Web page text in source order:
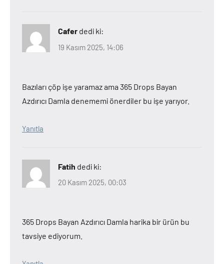
Cafer dedi ki:
19 Kasım 2025, 14:06
Bazıları çöp işe yaramaz ama 365 Drops Bayan
Azdırıcı Damla denememi önerdiler bu işe yarıyor.
Yanıtla
Fatih dedi ki:
20 Kasım 2025, 00:03
365 Drops Bayan Azdırıcı Damla harika bir ürün bu
tavsiye ediyorum.